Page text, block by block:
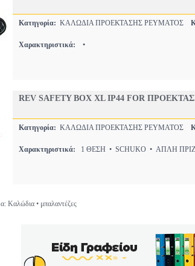
Κατηγορία: ΚΑΛΩΔΙΑ ΠΡΟΕΚΤΑΣΗΣ ΡΕΥΜΑΤΟΣ
Χαρακτηριστικά: •
REV SAFETY BOX XL IP44 FOR
Κατηγορία: ΚΑΛΩΔΙΑ ΠΡΟΕΚΤΑΣΗΣ ΡΕΥΜΑΤΟΣ
Χαρακτηριστικά: 1 ΘΕΣΗ • SCHUKO • ΑΠΛΗ
Καλώδια • μπαλαντέζες